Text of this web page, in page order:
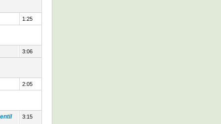
1:25
3:06
2:05
3:15